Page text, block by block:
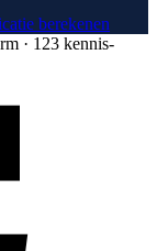
berekenen
· 123 kennis­